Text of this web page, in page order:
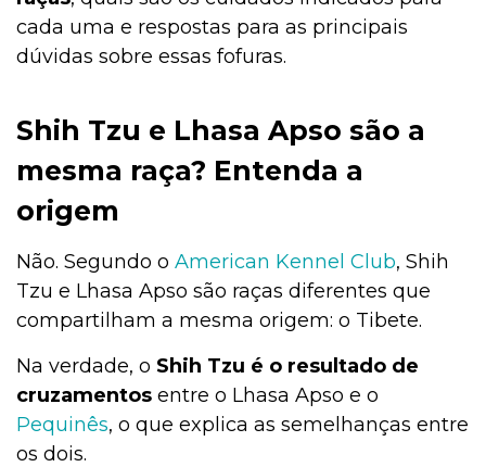
cada uma e respostas para as principais
dúvidas sobre essas fofuras.
Shih Tzu e Lhasa Apso são a
mesma raça? Entenda a
origem
Não. Segundo o American Kennel Club, Shih
Tzu e Lhasa Apso são raças diferentes que
compartilham a mesma origem: o Tibete.
Na verdade, o Shih Tzu é o resultado de
cruzamentos entre o Lhasa Apso e o
Pequinês, o que explica as semelhanças entre
os dois.